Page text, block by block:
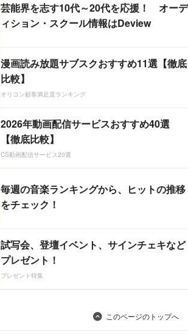
芸能界を志す10代～20代を応援！ オーデ
ィション・スクール情報はDeview
漫画読み放題サブスクおすすめ11選【徹底
比較】
オリコン顧客満足度ランキング
2026年動画配信サービスおすすめ40選
【徹底比較】
CS動画配信サービス20選
毎週の音楽ランキングから、ヒットの推移
をチェック！
試写会、登壇イベント、サインチェキなど
プレゼント！
プレゼント特集
このページのトップへ